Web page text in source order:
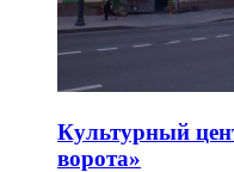
Культурный
ворота»